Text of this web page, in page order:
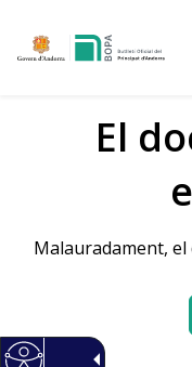
El
Malauradament, el